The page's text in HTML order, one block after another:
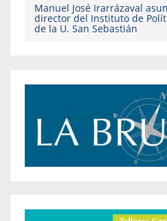
Manuel José Irarrázaval
director del Instituto de
de la U. San Sebastián